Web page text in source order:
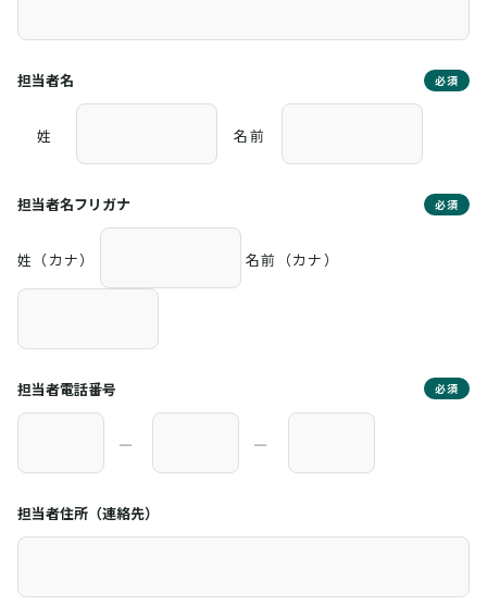
担当者名 必須
姓 名前
担当者名フリガナ 必須
姓（カナ） 名前（カナ）
担当者電話番号 必須
― ―
担当者住所（連絡先）